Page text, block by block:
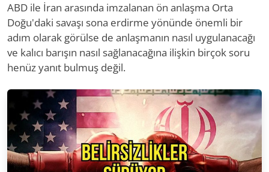
ABD ile İran arasında imzalanan ön anlaşma Orta
Doğu'daki savaşı sona erdirme yönünde önemli bir
adım olarak görülse de anlaşmanın nasıl uygulanacağı
ve kalıcı barışın nasıl sağlanacağına ilişkin birçok soru
henüz yanıt bulmuş değil.